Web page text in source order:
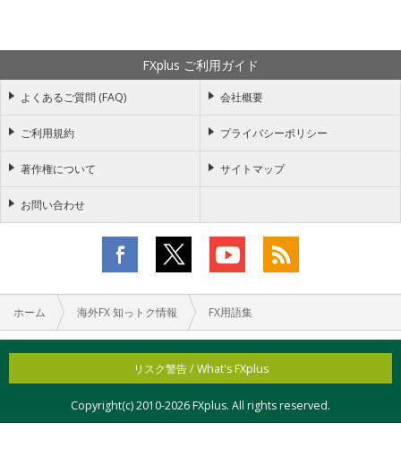
ホーム 海外FX 知っトク情報 FX用語集
FXplus ご利用ガイド
よくあるご質問 (FAQ) 会社概要
ご利用規約 プライバシーポリシー
著作権について サイトマップ
お問い合わせ
リスク警告 / What's FXplus
Copyright(c) 2010-2026 FXplus. All rights reserved.